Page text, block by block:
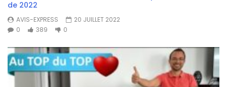
de 2022
AVIS-EXPRESS
20 JUILLET 2022
0
389 0